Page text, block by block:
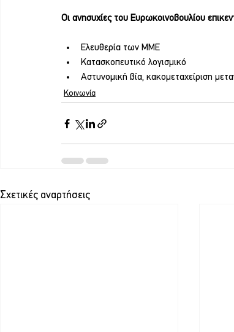
Οι ανησυχίες του Ευρωκοινοβουλίου
Ελευθερία των ΜΜΕ
Κατασκοπευτικό λογισμικό
Αστυνομική βία, κακομεταχείριση
Κοινωνία
Σχετικές αναρτήσεις